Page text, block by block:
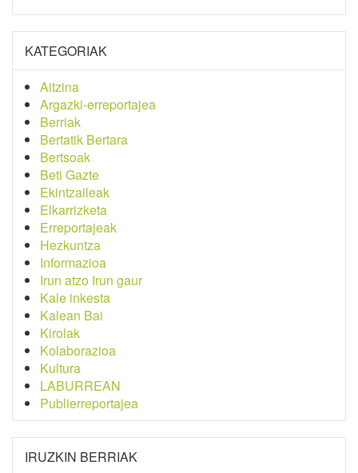
KATEGORIAK
Aitzina
Argazki-erreportajea
Berriak
Bertatik Bertara
Bertsoak
Beti Gazte
Ekintzaileak
Elkarrizketa
Erreportajeak
Hezkuntza
Informazioa
Irun atzo Irun gaur
Kale inkesta
Kalean Bai
Kirolak
Kolaborazioa
Kultura
LABURREAN
Publierreportajea
IRUZKIN BERRIAK